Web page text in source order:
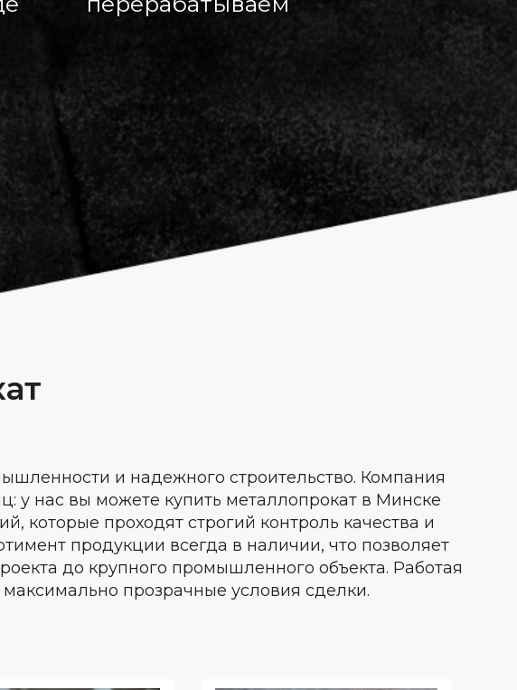
и надежного строительство. Компания
у нас вы можете купить металлопрокат в Минске
проходят строгий контроль качества и
продукции всегда в наличии, что позволяет
до крупного промышленного объекта. Работая
прозрачные условия сделки.